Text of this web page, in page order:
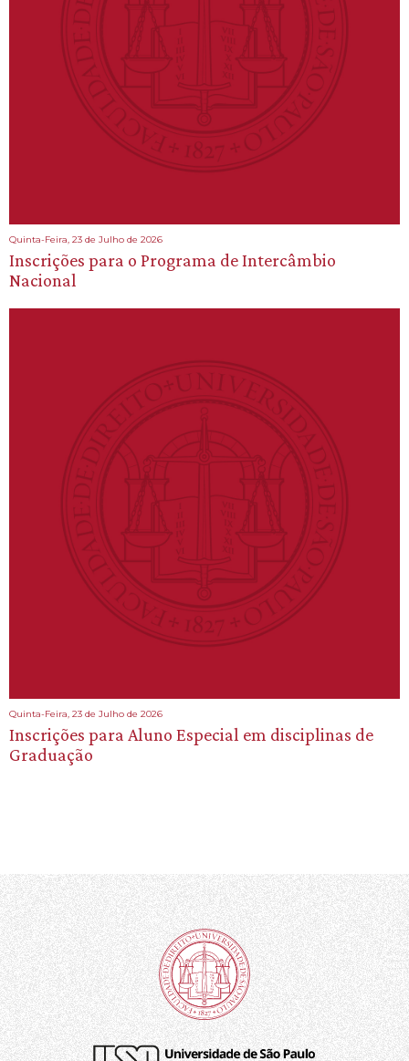
Quinta-Feira, 23 de Julho de 2026
Inscrições para o Programa de Intercâmbio
Nacional
Quinta-Feira, 23 de Julho de 2026
Inscrições para Aluno Especial em disciplinas de
Graduação